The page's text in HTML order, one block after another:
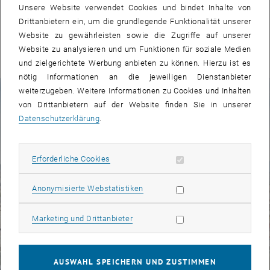
Subseiten von TU
Subseiten von Studium
Subseiten von
Subseiten von
Subseiten von
Subseiten von Intern
Subseiten von
ALLE NEWS
Fakten zur TU Wien
© TU Wien | Foto: Matthias Heisler
Unsere Website verwendet Cookies und bindet Inhalte von
Drittanbietern ein, um die grundlegende Funktionalität unserer
Website zu gewährleisten sowie die Zugriffe auf unserer
Website zu analysieren und um Funktionen für soziale Medien
und zielgerichtete Werbung anbieten zu können. Hierzu ist es
nötig Informationen an die jeweiligen Dienstanbieter
weiterzugeben. Weitere Informationen zu Cookies und Inhalten
von Drittanbietern auf der Website finden Sie in unserer
Datenschutzerklärung.
Erforderliche Cookies Erforderliche Cookies zulassen
Anonymisierte WebstatistikenStatistik Cookies zulassen
Marketing und DrittanbieterMarketing Cookies zulassen
AUSWAHL SPEICHERN UND ZUSTIMMEN